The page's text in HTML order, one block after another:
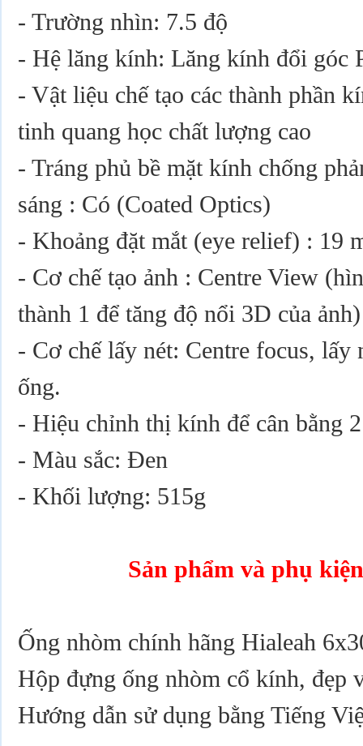
- Trường nhìn: 7.5 độ
- Hệ lăng kính: Lăng kính đổi góc
- Vật liệu chế tạo các thành phần
tinh quang học chất lượng cao
- Tráng phủ bề mặt kính chống
sáng : Có (Coated Optics)
- Khoảng đặt mắt (eye relief) : 19
- Cơ chế tạo ảnh : Centre View
thành 1 để tăng độ nổi 3D của ảnh)
- Cơ chế lấy nét: Centre focus, lấy
ống.
- Hiệu chỉnh thị kính để cân bằng
- Màu sắc: Đen
- Khối lượng: 515g
Sản phẩm và phụ
Ống nhòm chính hãng Hialeah
Hộp đựng ống nhòm cổ kính, đẹp
Hướng dẫn sử dụng bằng Tiếng